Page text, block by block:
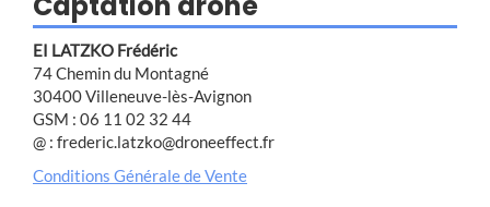
EI LATZKO Frédéric
74 Chemin du Montagné
30400 Villeneuve-lès-Avignon
GSM : 06 11 02 32 44
@ : frederic.latzko@droneeffect.fr
Conditions Générale de Vente